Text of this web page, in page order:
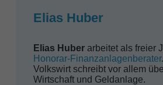
Elias Huber
Elias Huberarbeitet als freier
Honorar-Finanzanlagenberater
Volkswirt schreibt vor allem
Wirtschaft und Geldanlage.